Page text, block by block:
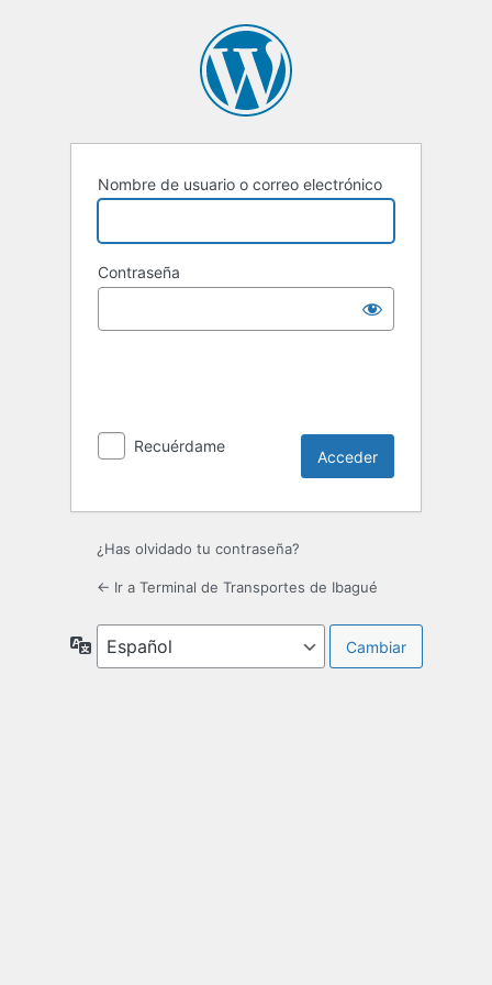
Nombre de usuario o correo electrónico
Contraseña
Recuérdame
¿Has olvidado tu contraseña?
← Ir a Terminal de Transportes de Ibagué
Idioma